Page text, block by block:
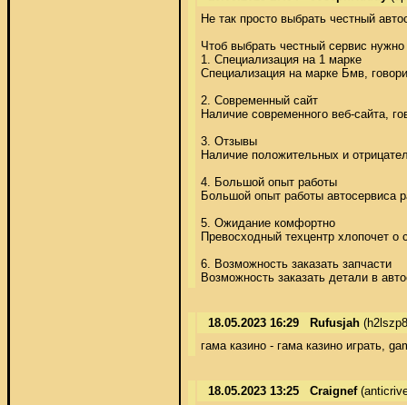
Не так просто выбрать честный
Чтоб выбрать честный сервис
1. Специализация на 1 марке
Специализация на марке Бмв,
2. Современный сайт
Наличие современного веб-сайта,
3. Отзывы
Наличие положительных и
4. Большой опыт работы
Большой опыт работы автосервиса
5. Ожидание комфортно
Превосходный техцентр хлопочет о
6. Возможность заказать запчасти
Возможность заказать детали в
18.05.2023 16:29 Rufusjah
гама казино - гама казино играть,
18.05.2023 13:25 Craignef